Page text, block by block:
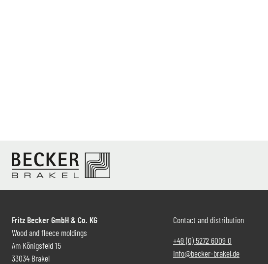
Fritz Becker GmbH & Co. KG
Wood and fleece moldings
Am Königsfeld 15
33034 Brakel
Contact and distribution
+49 (0) 5272 6009 0
info@becker-brakel.de